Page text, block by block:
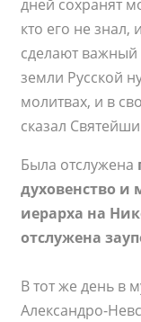
дней сохранят
кто его не знал,
сделают важный
земли Русской
молитвах, и в
сказал
Была отслужена
духовенство
иерарха на
отслужена
В тот же день в
Александро-